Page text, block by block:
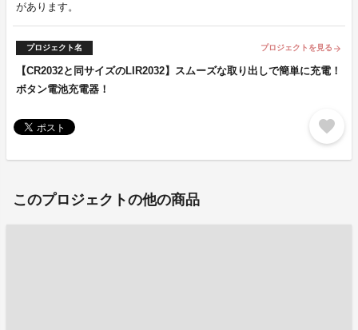
があります。
プロジェクト名 プロジェクトを見る arrow_forward
【CR2032と同サイズのLIR2032】スムーズな取り出しで簡単に充電！
ボタン電池充電器！
favorite
このプロジェクトの他の商品